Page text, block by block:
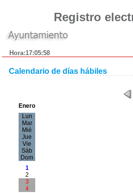
Registro
Hora:17:05:58
Calendario de días hábiles
Enero
Lun
Mar
Mié
Jue
Vie
Sáb
Dom
1
2
3
4